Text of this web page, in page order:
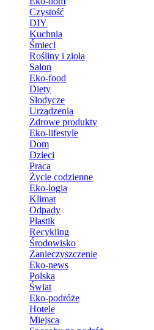
Czystość
DIY
Kuchnia
Śmieci
Rośliny i zioła
Salon
Eko-food
Diety
Słodycze
Urządzenia
Zdrowe produkty
Eko-lifestyle
Dom
Dzieci
Praca
Życie codzienne
Eko-logia
Klimat
Odpady
Plastik
Recykling
Środowisko
Zanieczyszczenie
Eko-news
Polska
Świat
Eko-podróże
Hotele
Miejsca